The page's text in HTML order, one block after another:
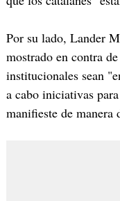
Por su lado, Lander
mostrado en contra
institucionales sean
a cabo iniciativas
manifieste de manera